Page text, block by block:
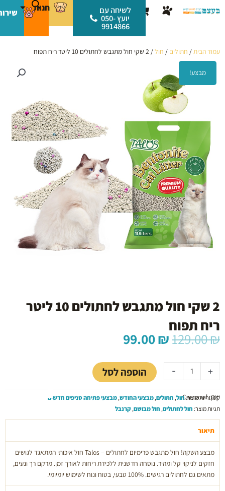
לתוכן
עגלת
קניות
לשיחה עם
יועץ 050-
9914866
חנות
עמוד הבית/ חתולים / חול/ 2 שקי חול מתגבש לחתולים 10 ליטר ריח תפוח
מבצע!
2 שקי חול מתגבש לחתולים 10 ליטר
ריח תפוח
129.00₪ המחיר
המקורי
היה:
129.00 ₪.
99.00₪
הוא:
99.00 ₪. -
של
חול
מתגבש
לחתולים
ליטר
ריח
תפוח
+ הוספה לסל
יצרן: Carnaval
קטגוריות מוצר:חול, חתולים,מבצעי החודש,מבצעי פתיחה סניפים חדשים
תגיות מוצר: חול לחתולים, חול מבושם,קרנבל
תיאור
מבצע השקה! חול מתגבש פרימיום לחתולים – Talos חול איכותי המתאגד לגושים
חזקים לניקוי קל ומהיר. נוסחה חדשנית ללכידת ריחות לאורך זמן. מרקם רך ונעים,
מתאים גם לחתולים רגישים. 100% טבעי, בטוח ונוח לשימוש יומיומי.